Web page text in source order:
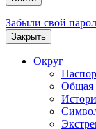
Забыли свой
Закрыть
Округ
Общая